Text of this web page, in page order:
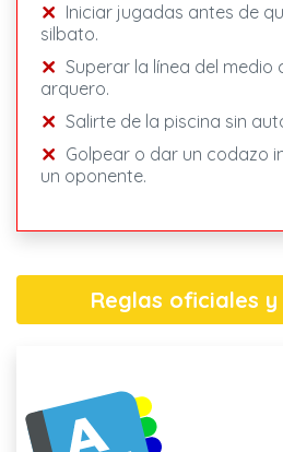
Iniciar jugadas antes de
silbato.
Superar la línea del medio
arquero.
Salirte de la piscina sin
Golpear o dar un codazo
un oponente.
Reglas oficiales